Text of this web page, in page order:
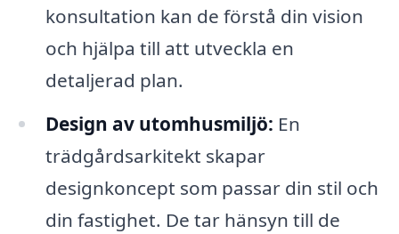
konsultation kan de förstå din vision
och hjälpa till att utveckla en
detaljerad plan.
Design av utomhusmiljö: En
trädgårdsarkitekt skapar
designkoncept som passar din stil och
din fastighet. De tar hänsyn till de